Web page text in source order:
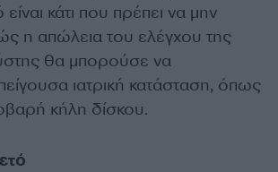
κάτι που πρέπει να μην
η απώλεια του ελέγχου της
θα μπορούσε να
ιατρική κατάσταση, όπως
κήλη δίσκου.